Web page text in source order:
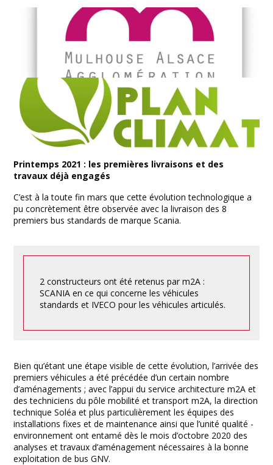
Printemps 2021 : les premières livraisons et des
travaux déjà engagés
C’est à la toute fin mars que cette évolution technologique a
pu concrètement être observée avec la livraison des 8
premiers bus standards de marque Scania.
2 constructeurs ont été retenus par m2A :
SCANIA en ce qui concerne les véhicules
standards et IVECO pour les véhicules articulés.
Bien qu’étant une étape visible de cette évolution, l’arrivée des
premiers véhicules a été précédée d’un certain nombre
d’aménagements ; avec l’appui du service architecture m2A et
des techniciens du pôle mobilité et transport m2A, la direction
technique Soléa et plus particulièrement les équipes des
installations fixes et de maintenance ainsi que l’unité qualité -
environnement ont entamé dès le mois d’octobre 2020 des
analyses et travaux d’aménagement nécessaires à la bonne
exploitation de bus GNV.